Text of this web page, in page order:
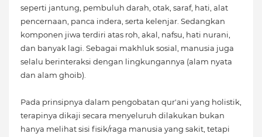
seperti jantung, pembuluh darah, otak, saraf, hati, alat
pencernaan, panca indera, serta kelenjar. Sedangkan
komponen jiwa terdiri atas roh, akal, nafsu, hati nurani,
dan banyak lagi. Sebagai makhluk sosial, manusia juga
selalu berinteraksi dengan lingkungannya (alam nyata
dan alam ghoib).
Pada prinsipnya dalam pengobatan qur'ani yang holistik,
terapinya dikaji secara menyeluruh dilakukan bukan
hanya melihat sisi fisik/raga manusia yang sakit, tetapi